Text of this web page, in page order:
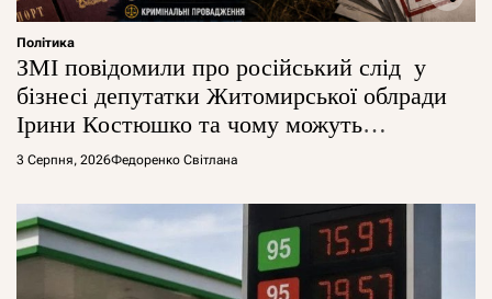
Політика
ЗМІ повідомили про російський слід у
бізнесі депутатки Житомирської облради
Ірини Костюшко та чому можуть
арештувати її активи
3 Серпня, 2026Федоренко Світлана